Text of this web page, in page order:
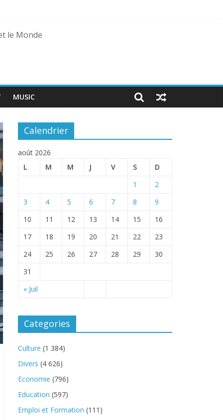
le Monde
MUSIC
Calendrier
août 2026
L
M M J V S D
« Juil
1
2
3
4 5 6 7 8
9
10
11 12 13 14 15
16
17
18 19 20 21 22
23
24
25 26 27 28 29
30
31
Categories
Culture (1 384)
Divers (4 626)
Economie (796)
Education (597)
Emploi et Formation (111)